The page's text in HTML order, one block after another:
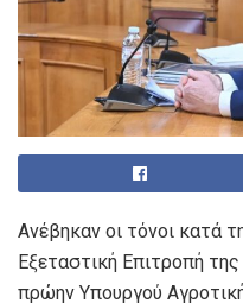
Ανέβηκαν οι τόνοι κατά
Εξεταστική Επιτροπή
πρώην Υπουργού